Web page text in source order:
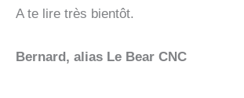
A te lire très bientôt.
Bernard, alias Le Bear CNC